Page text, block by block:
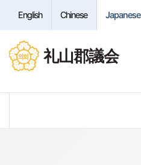
English Chinese Japanese
礼山郡議会